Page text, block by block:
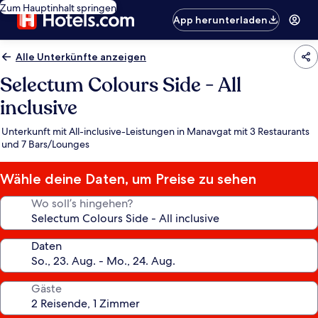
Zum Hauptinhalt springen
App herunterladen
Alle Unterkünfte anzeigen
Selectum Colours Side - All
inclusive
Unterkunft mit All-inclusive-Leistungen in Manavgat mit 3 Restaurants
und 7 Bars/Lounges
Wähle deine Daten, um Preise zu sehen
Wo soll’s hingehen?
Daten
Gäste